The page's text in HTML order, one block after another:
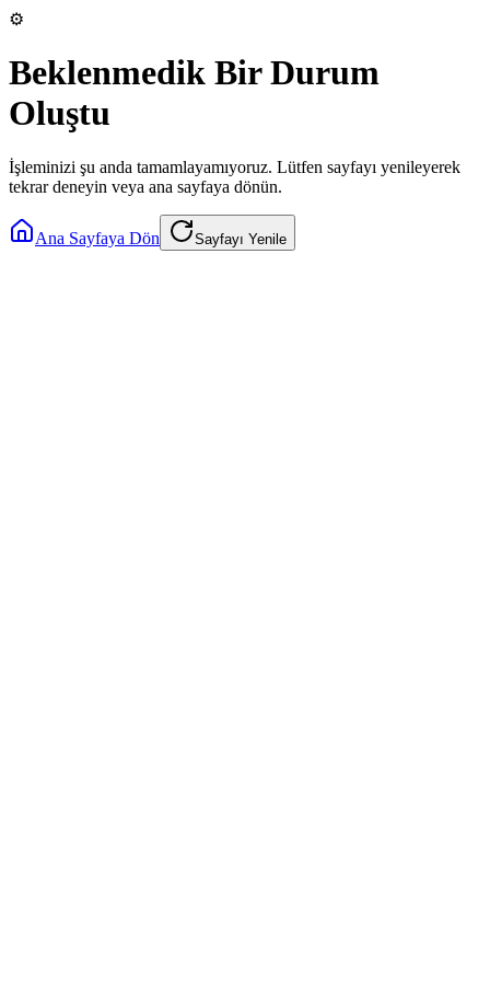
⚙️
Beklenmedik Bir Durum
Oluştu
İşleminizi şu anda tamamlayamıyoruz. Lütfen sayfayı yenileyerek
tekrar deneyin veya ana sayfaya dönün.
Ana Sayfaya Dön Sayfayı Yenile